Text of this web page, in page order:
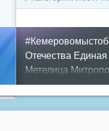
Отечества
Метелица
Днем ЖКХ
Противопожарная
день города